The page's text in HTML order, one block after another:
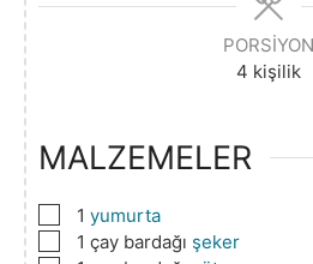
PORSIYON
4 kişilik
MALZEMELER
▢1 yumurta
▢1 çay bardağı şeker